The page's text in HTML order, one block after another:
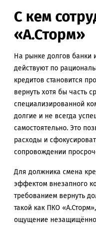
С кем
«А.Сторм»
На рынке долгов банки
действуют по
кредитов становится
вернуть хотя бы часть
специализированной
долгие и не всегда
самостоятельно. Это
расходы и
сопровождении
Для должника смена
эффектом внезапного
требованием вернуть
такой как ПКО
ощущение